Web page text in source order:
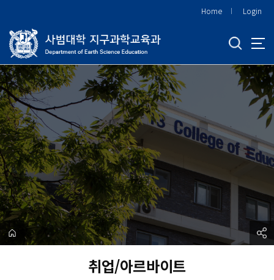
메
뉴
Home Login
취업/아르바이트